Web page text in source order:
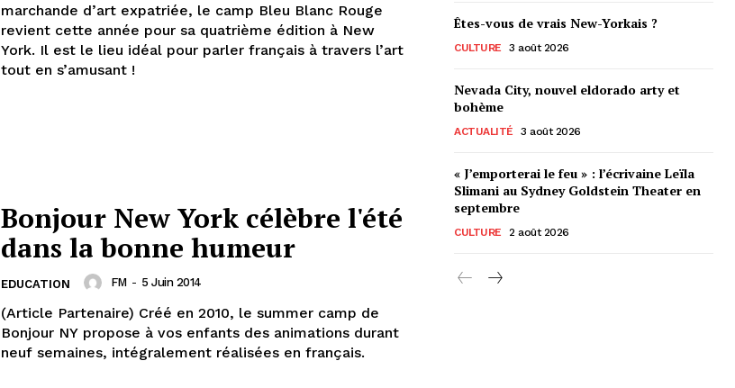
marchande d’art expatriée, le camp Bleu Blanc Rouge
revient cette année pour sa quatrième édition à New
York. Il est le lieu idéal pour parler français à travers l’art
tout en s’amusant !
Bonjour New York célèbre l'été
dans la bonne humeur
EDUCATION FM - 5 Juin 2014
(Article Partenaire) Créé en 2010, le summer camp de
Bonjour NY propose à vos enfants des animations durant
neuf semaines, intégralement réalisées en français.
Êtes-vous de vrais New-Yorkais ?
CULTURE 3 août 2026
Nevada City, nouvel eldorado arty et
bohème
ACTUALITÉ 3 août 2026
« J’emporterai le feu » : l’écrivaine Leïla
Slimani au Sydney Goldstein Theater en
septembre
CULTURE 2 août 2026